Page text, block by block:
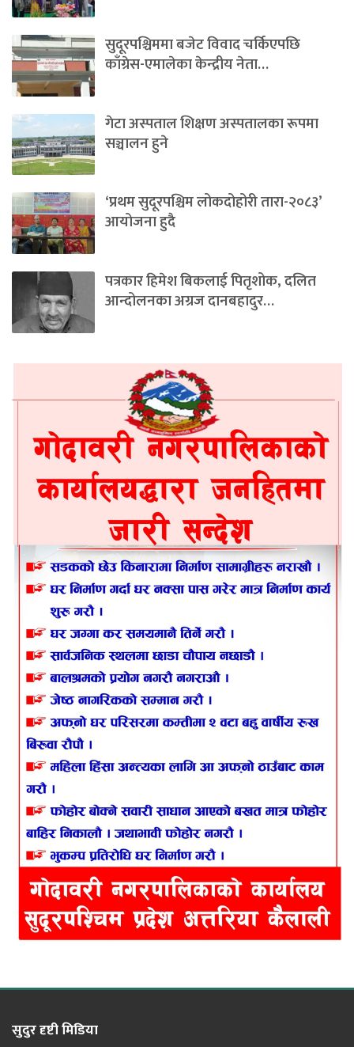
सुदूरपश्चिममा बजेट विवाद चर्किएपछि
काँग्रेस-एमालेका केन्द्रीय नेता…
गेटा अस्पताल शिक्षण अस्पतालका रूपमा
सञ्चालन हुने
‘प्रथम सुदूरपश्चिम लोकदोहोरी तारा-२०८३’
आयोजना हुदै
पत्रकार हिमेश बिकलाई पितृशोक, दलित
आन्दोलनका अग्रज दानबहादुर…
सुदुर दृष्टी मिडिया